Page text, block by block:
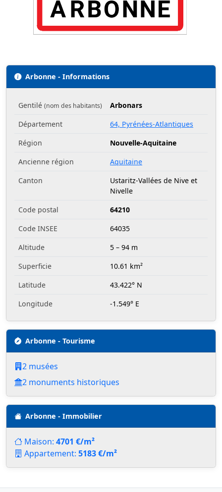
Arbonne - Informations
Gentilé (nom des habitants)
Arbonars
Département
64, Pyrénées-Atlantiques
Région
Nouvelle-Aquitaine
Ancienne région
Aquitaine
Canton
Ustaritz-Vallées de Nive et
Nivelle
Code postal
64210
Code INSEE
64035
Altitude
5 – 94 m
Superficie
10.61 km²
Latitude
43.422° N
Longitude
-1.549° E
Arbonne - Tourisme
2 musées
2 monuments historiques
Arbonne - Immobilier
Maison: 4701 €/m²
Appartement: 5183 €/m²